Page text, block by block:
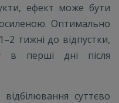
ефект може бути
Оптимально
тижні до відпустки,
в перші дні після
суттєво